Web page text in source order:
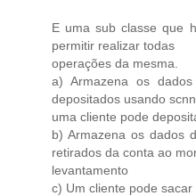
E uma sub classe que
permitir realizar todas
operações da mesma.
a) Armazena os
depositados usando
uma cliente pode
b) Armazena os dados
retirados da conta ao
levantamento
c) Um cliente pode